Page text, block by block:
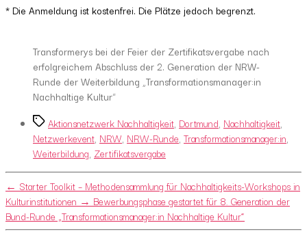
* Die Anmeldung ist kostenfrei. Die Plätze jedoch begrenzt.
Transformerys bei der Feier der Zertifikatsvergabe nach
erfolgreichem Abschluss der 2. Generation der NRW-
Runde der Weiterbildung „Transformationsmanager:in
Nachhaltige Kultur“
TagsAktionsnetzwerk Nachhaltigkeit, Dortmund, Nachhaltigkeit,
Netzwerkevent, NRW, NRW-Runde, Transformationsmanager:in,
Weiterbildung, Zertifikatsvergabe
← Starter Toolkit – Methodensammlung für Nachhaltigkeits-Workshops in
Kulturinstitutionen → Bewerbungsphase gestartet für 8. Generation der
Bund-Runde „Transformationsmanager:in Nachhaltige Kultur“